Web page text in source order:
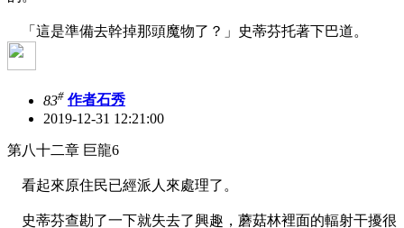
「這是準備去幹掉那頭魔物了？」史蒂芬托著下巴道。
83# 作者石秀
2019-12-31 12:21:00
第八十二章 巨龍6
看起來原住民已經派人來處理了。
史蒂芬查勘了一下就失去了興趣，蘑菇林裡面的輻射干擾很